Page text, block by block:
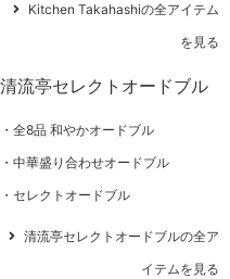
Kitchen Takahashiの全アイテム
を見る
清流亭セレクトオードブル
全8品 和やかオードブル
中華盛り合わせオードブル
セレクトオードブル
清流亭セレクトオードブルの全ア
イテムを見る